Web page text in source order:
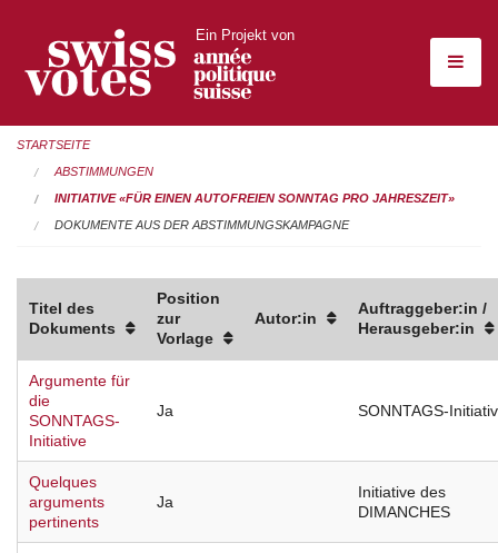
Ein Projekt von
STARTSEITE
ABSTIMMUNGEN
INITIATIVE «FÜR EINEN AUTOFREIEN SONNTAG PRO JAHRESZEIT»
DOKUMENTE AUS DER ABSTIMMUNGSKAMPAGNE
Titel des
Dokuments
Position
zur
Vorlage
Autor:in
Auftraggeber:in /
Herausgeber:in
Argumente für
die
SONNTAGS-
Initiative
Ja SONNTAGS-
Quelques
arguments
pertinents
Ja
Initiative des
DIMANCHES